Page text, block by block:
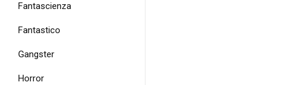
Fantascienza
Fantastico
Gangster
Horror